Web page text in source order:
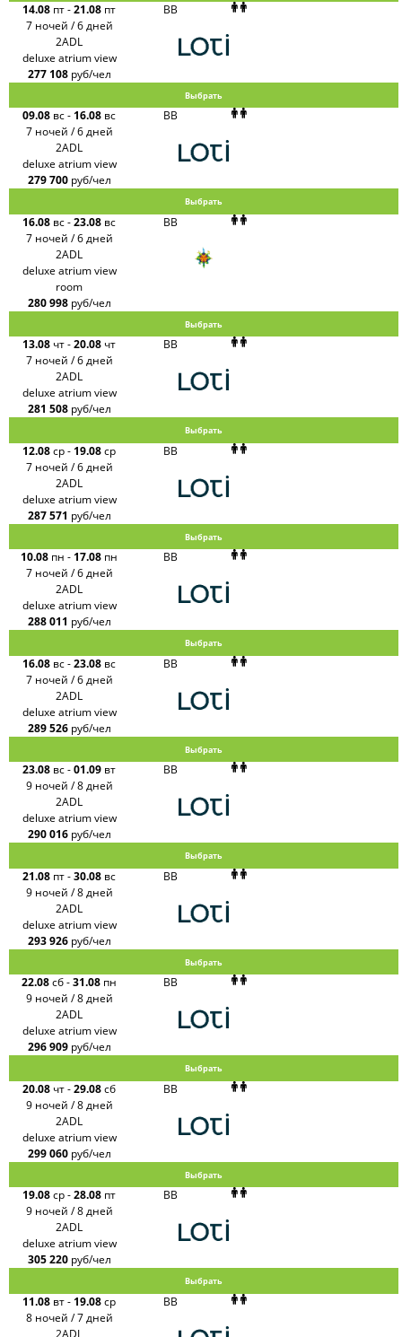
14.08 пт-21.08 пт
7 ночей / 6 дней
BB
2ADL
deluxe atrium view
277 108 руб/чел
Выбрать
09.08 вс- 16.08 вс
7 ночей / 6 дней
BB
2ADL
deluxe atrium view
279 700 руб/чел
Выбрать
16.08 вс-23.08 вс
7 ночей / 6 дней
BB
2ADL
deluxe atrium view
room
280 998 руб/чел
Выбрать
13.08 чт-20.08 чт
7 ночей / 6 дней
BB
2ADL
deluxe atrium view
281 508 руб/чел
Выбрать
12.08ср- 19.08ср
7 ночей / 6 дней
BB
2ADL
deluxe atrium view
287 571 руб/чел
Выбрать
10.08 пн - 17.08 пн
7 ночей / 6 дней
BB
2ADL
deluxe atrium view
288 011 руб/чел
Выбрать
16.08 вс-23.08 вс
7 ночей / 6 дней
BB
2ADL
deluxe atrium view
289 526 руб/чел
Выбрать
23.08 вс-01.09 вт
9 ночей / 8 дней
BB
2ADL
deluxe atrium view
290 016 руб/чел
Выбрать
21.08 пт-30.08 вс
9 ночей / 8 дней
BB
2ADL
deluxe atrium view
293 926 руб/чел
Выбрать
22.08сб-31.08 пн
9 ночей / 8 дней
BB
2ADL
deluxe atrium view
296 909 руб/чел
Выбрать
20.08 чт-29.08сб
9 ночей / 8 дней
BB
2ADL
deluxe atrium view
299 060 руб/чел
Выбрать
19.08ср-28.08 пт
9 ночей / 8 дней
BB
2ADL
deluxe atrium view
305 220 руб/чел
Выбрать
11.08 вт- 19.08ср
8 ночей / 7 дней
BB
2ADL